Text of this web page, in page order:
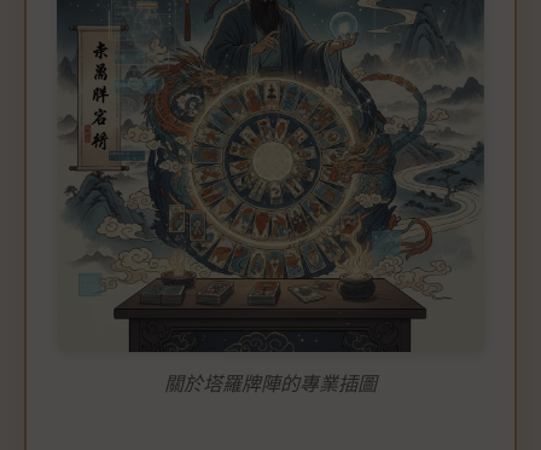
關於塔羅牌陣的專業插圖